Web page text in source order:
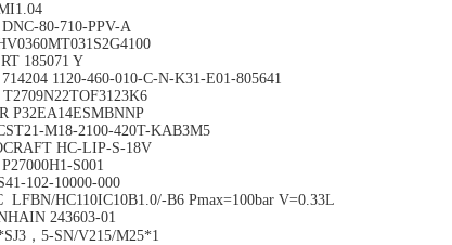
80-710-PPV-A
185071 Y
1120-460-010-C-N-K31-E01-805641
P32EA14ESMBNNP
M18-2100-420T-KAB3M5
HC-LIP-S-18V
S001
102-10000-000
LFBN/HC110IC10B1.0/-B6 Pmax=100bar V=0.33L
243603-01
，5-SN/V215/M25*1